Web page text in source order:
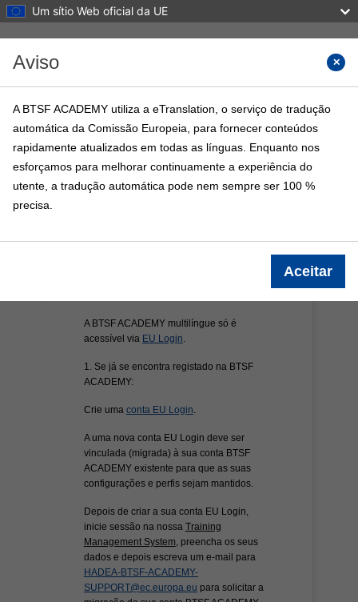
Um sítio Web oficial da UE
BTSF ACADEMY
Página principal Cursos BTSF Informação
A BTSF ACADEMY multilíngue só é
acessível via EU Login.
1. Se já se encontra registado na BTSF
ACADEMY:
Crie uma conta EU Login.
A uma nova conta EU Login deve ser
vinculada (migrada) à sua conta BTSF
ACADEMY existente para que as suas
configurações e perfis sejam mantidos.
Depois de criar a sua conta EU Login,
inicie sessão na nossa Training
Management System, preencha os seus
dados e depois escreva um e-mail para
HADEA-BTSF-ACADEMY-
SUPPORT@ec.europa.eu para solicitar a
Aviso
A BTSF ACADEMY utiliza a eTranslation, o serviço de tradução
automática da Comissão Europeia, para fornecer conteúdos
rapidamente atualizados em todas as línguas. Enquanto nos
esforçamos para melhorar continuamente a experiência do
utente, a tradução automática pode nem sempre ser 100 %
precisa.
Aceitar